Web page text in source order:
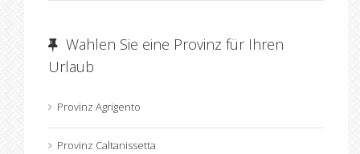
Wahlen Sie eine Provinz für Ihren
Urlaub
Provinz Agrigento
Provinz Caltanissetta